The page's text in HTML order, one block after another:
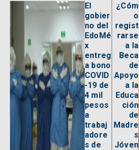
El
gobier
no del
EdoMé
x
entreg
a bono
COVID
-19 de
4 mil
pesos
a
trabaj
adore
s de
¿Cóm
o
regist
rarse
a la
Beca
de
Apoyo
a la
Educa
ción
de
Madre
s
Jóven